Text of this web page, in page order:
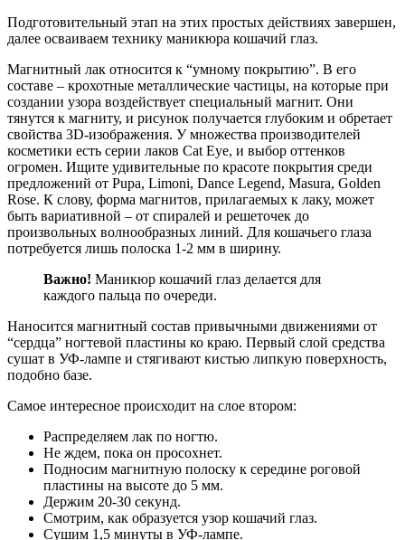
Подготовительный этап на этих простых действиях завершен,
далее осваиваем технику маникюра кошачий глаз.
Магнитный лак относится к “умному покрытию”. В его
составе – крохотные металлические частицы, на которые при
создании узора воздействует специальный магнит. Они
тянутся к магниту, и рисунок получается глубоким и обретает
свойства 3D-изображения. У множества производителей
косметики есть серии лаков Cat Eye, и выбор оттенков
огромен. Ищите удивительные по красоте покрытия среди
предложений от Pupa, Limoni, Dance Legend, Masura, Golden
Rose. К слову, форма магнитов, прилагаемых к лаку, может
быть вариативной – от спиралей и решеточек до
произвольных волнообразных линий. Для кошачьего глаза
потребуется лишь полоска 1-2 мм в ширину.
Важно! Маникюр кошачий глаз делается для
каждого пальца по очереди.
Наносится магнитный состав привычными движениями от
“сердца” ногтевой пластины ко краю. Первый слой средства
сушат в УФ-лампе и стягивают кистью липкую поверхность,
подобно базе.
Самое интересное происходит на слое втором:
Распределяем лак по ногтю.
Не ждем, пока он просохнет.
Подносим магнитную полоску к середине роговой
пластины на высоте до 5 мм.
Держим 20-30 секунд.
Смотрим, как образуется узор кошачий глаз.
Сушим 1,5 минуты в УФ-лампе.